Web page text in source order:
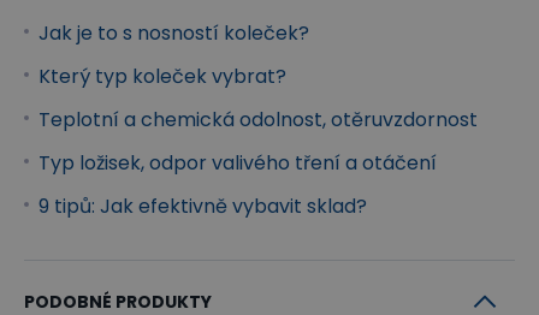
Jak je to s nosností koleček?
Který typ koleček vybrat?
Teplotní a chemická odolnost, otěruvzdornost
Typ ložisek, odpor valivého tření a otáčení
9 tipů: Jak efektivně vybavit sklad?
PODOBNÉ PRODUKTY